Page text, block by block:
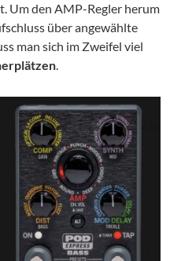
Um den AMP-Regler herum
über angewählte
man sich im Zweifel viel
.